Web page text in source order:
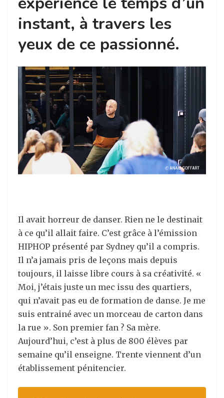
instant, à travers les
yeux de ce passionné.
Il avait horreur de danser. Rien ne le destinait
à ce qu’il allait faire. C’est grâce à l’émission
HIPHOP présenté par Sydney qu’il a compris.
Il n’a jamais pris de leçons mais depuis
toujours, il laisse libre cours à sa créativité. «
Moi, j’étais juste un mec issu des quartiers,
qui n’avait pas eu de formation de danse. Je me
suis entrainé avec un morceau de carton dans
la rue ». Son premier fan ? Sa mère.
Aujourd’hui, c’est à plus de 800 élèves par
semaine qu’il enseigne. Trente viennent d’un
établissement pénitencier.